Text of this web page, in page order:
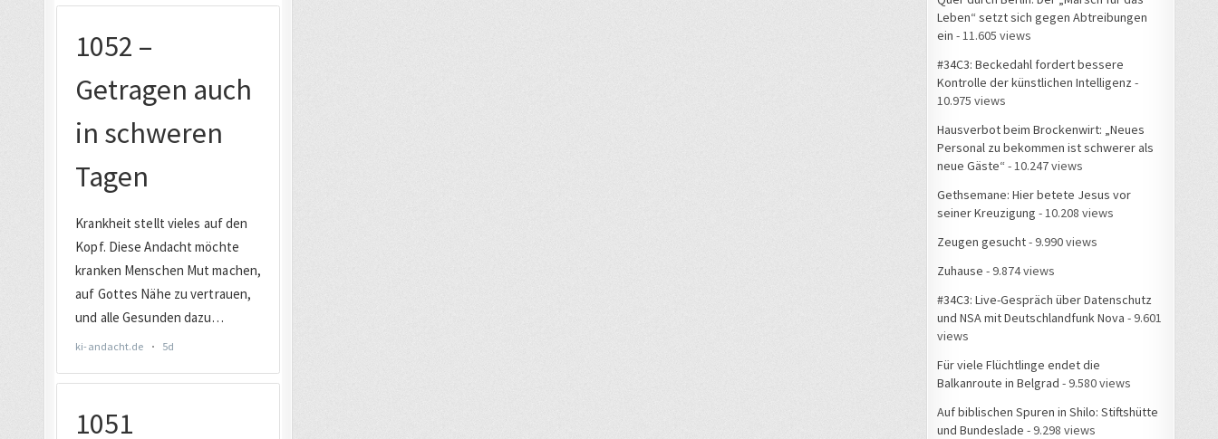
Leben“ setzt sich gegen Abtreibungen
ein - 11.605 views
#34C3: Beckedahl fordert bessere
Kontrolle der künstlichen Intelligenz -
10.975 views
Hausverbot beim Brockenwirt: „Neues
Personal zu bekommen ist schwerer als
neue Gäste“ - 10.247 views
Gethsemane: Hier betete Jesus vor
seiner Kreuzigung - 10.208 views
Zeugen gesucht- 9.990 views
Zuhause - 9.874 views
#34C3: Live-Gespräch über Datenschutz
und NSA mit Deutschlandfunk Nova - 9.601
views
Für viele Flüchtlinge endet die
Balkanroute in Belgrad - 9.580 views
Auf biblischen Spuren in Shilo: Stiftshütte
und Bundeslade - 9.298 views